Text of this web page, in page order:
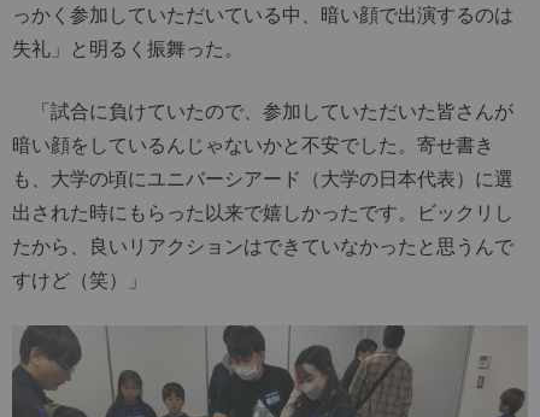
っかく参加していただいている中、暗い顔で出演するのは
失礼」と明るく振舞った。
「試合に負けていたので、参加していただいた皆さんが
暗い顔をしているんじゃないかと不安でした。寄せ書き
も、大学の頃にユニバーシアード（大学の日本代表）に選
出された時にもらった以来で嬉しかったです。ビックリし
たから、良いリアクションはできていなかったと思うんで
すけど（笑）」